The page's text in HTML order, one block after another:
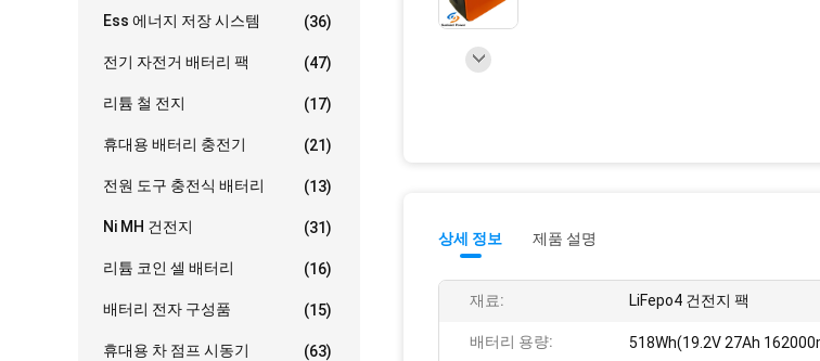
Ess 에너지 저장 시스템 (36)
전기 자전거 배터리 팩 (47)
리튬 철 전지 (17)
휴대용 배터리 충전기 (21)
전원 도구 충전식 배터리 (13)
Ni MH 건전지 (31)
리튬 코인 셀 배터리 (16)
배터리 전자 구성품 (15)
휴대용 차 점프 시동기 (63)
상세 정보 제품 설명
재료: LiFepo4 건전지 팩
배터리 용량: 518Wh(19.2V 27Ah